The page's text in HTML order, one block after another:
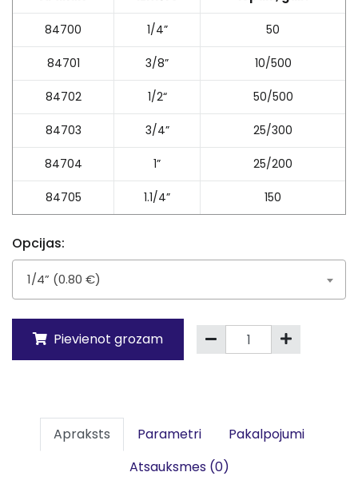
84700 1/4” 50
84701 3/8” 10/500
84702 1/2“ 50/500
84703 3/4” 25/300
84704 1” 25/200
84705 1.1/4” 150
Opcijas:
1/4” (0.80 €)
Pievienot grozam
Apraksts Parametri
Pakalpojumi
Atsauksmes (0)